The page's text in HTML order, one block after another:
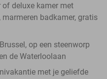
deluxe kamer met
marmeren badkamer, gratis
op een steenworp
de Waterloolaan
met je geliefde